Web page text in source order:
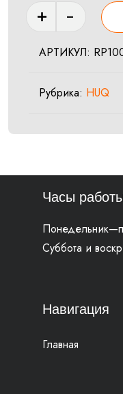
товара
Repair
gasket
АРТИКУЛ:
Рубрика: HUQ
Часы
Суббота и
Навигация
Главная